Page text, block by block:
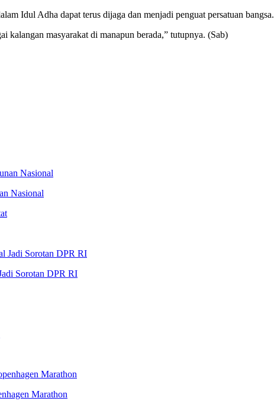
Idul Adha dapat terus dijaga dan menjadi penguat persatuan bangsa.
kalangan masyarakat di manapun berada,” tutupnya. (Sab)
Nasional
Sorotan DPR RI
Marathon